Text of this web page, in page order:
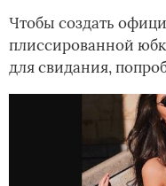
Чтобы создать
плиссированной
для свидания,